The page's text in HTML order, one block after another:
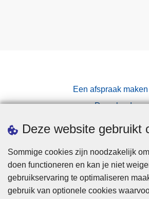
Deze website gebruikt
Sommige cookies zijn noodzakelijk
doen functioneren en kan je niet
gebruikservaring te optimaliseren
gebruik van optionele cookies
Een afspraak maken
Downloads